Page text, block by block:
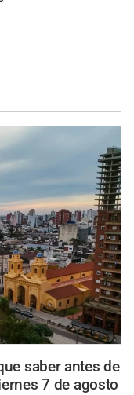
saber antes de
7 de agosto